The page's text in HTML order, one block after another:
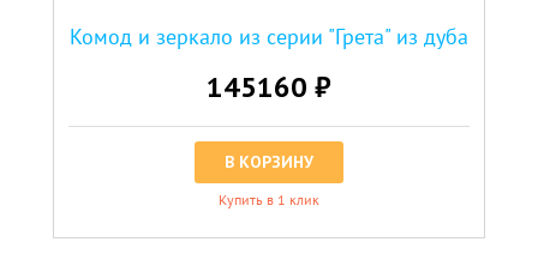
Комод и зеркало из серии "Грета" из дуба
145160 ₽
В КОРЗИНУ
Купить в 1 клик